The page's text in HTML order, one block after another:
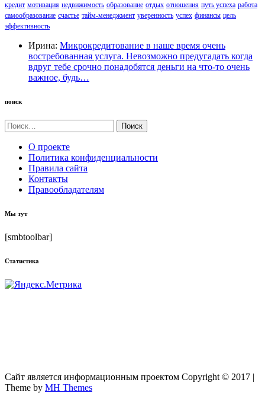
кредит мотивация недвижимость образование отдых отношения путь успеха работа
самообразование счастье тайм-менеджмент уверенность успех финансы цель
эффективность
Ирина: Микрокредитование в наше время очень
востребованная услуга. Невозможно предугадать когда
вдруг тебе срочно понадобятся деньги на что-то очень
важное, будь…
поиск
Найти:
О проекте
Политика конфиденциальности
Правила сайта
Контакты
Правообладателям
Мы тут
[smbtoolbar]
Статистика
Сайт является информационным проектом Copyright © 2017 |
Theme by MH Themes